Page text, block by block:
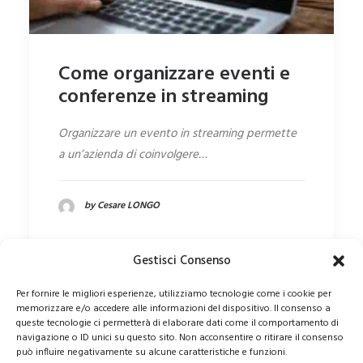
Gestisci Consenso
Per fornire le migliori esperienze, utilizziamo tecnologie come i cookie per
memorizzare e/o accedere alle informazioni del dispositivo. Il consenso a
queste tecnologie ci permetterà di elaborare dati come il comportamento di
navigazione o ID unici su questo sito. Non acconsentire o ritirare il consenso
può influire negativamente su alcune caratteristiche e funzioni.
Come organizzare eventi e
conferenze in streaming
Organizzare un evento in streaming permette
a un’azienda di coinvolgere…
by Cesare LONGO